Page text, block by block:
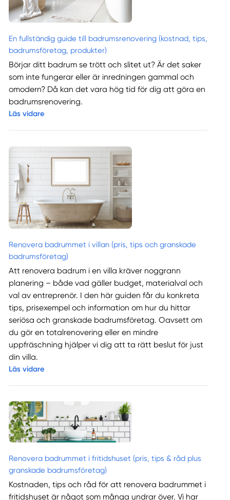
En fullständig guide till badrumsrenovering (kostnad, tips,
badrumsföretag, produkter)
Börjar ditt badrum se trött och slitet ut? Är det saker
som inte fungerar eller är inredningen gammal och
omodern? Då kan det vara hög tid för dig att göra en
badrumsrenovering.
Läs vidare
Renovera badrummet i villan (pris, tips och granskade
badrumsföretag)
Att renovera badrum i en villa kräver noggrann
planering – både vad gäller budget, materialval och
val av entreprenör. I den här guiden får du konkreta
tips, prisexempel och information om hur du hittar
seriösa och granskade badrumsföretag. Oavsett om
du gör en totalrenovering eller en mindre
uppfräschning hjälper vi dig att ta rätt beslut för just
din villa.
Läs vidare
Renovera badrummet i fritidshuset (pris, tips & råd plus
granskade badrumsföretag)
Kostnaden, tips och råd för att renovera badrummet i
fritidshuset är något som många undrar över. Vi har